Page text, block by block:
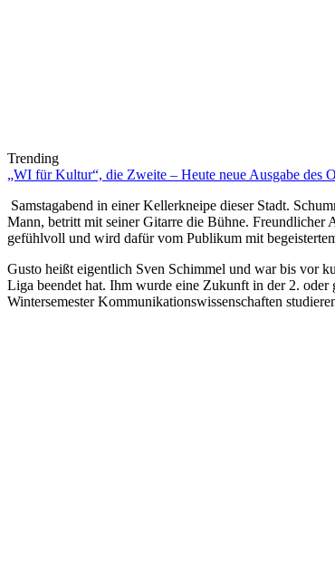
Trending
„WI für Kultur“, die Zweite – Heute neue Ausgabe des
Samstagabend in einer Kellerkneipe dieser Stadt.
Mann, betritt mit seiner Gitarre die Bühne. Freundlicher
gefühlvoll und wird dafür vom Publikum mit
Gusto heißt eigentlich Sven Schimmel und war bis vor
Liga beendet hat. Ihm wurde eine Zukunft in der 2.
Wintersemester Kommunikationswissenschaften